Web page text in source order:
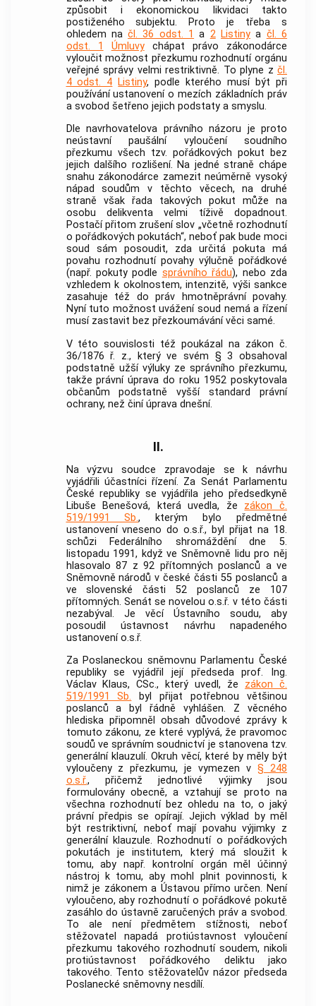
způsobit i ekonomickou likvidaci takto
postiženého subjektu. Proto je třeba s
ohledem načl. 36 odst. 1 a 2 Listiny a čl. 6
odst. 1
Úmluvychápat právo zákonodárce
vyloučit možnost přezkumu rozhodnutí orgánu
veřejné správy velmi restriktivně. To plyne z čl.
4 odst. 4 Listiny, podle kterého musí být při
používání ustanovení o mezích základních práv
a svobod šetřeno jejich podstaty a smyslu.
Dle navrhovatelova právního názoru je proto
neústavní paušální vyloučení soudního
přezkumu všech tzv. pořádkových pokut bez
jejich dalšího rozlišení. Na jedné straně chápe
snahu zákonodárce zamezit neúměrně vysoký
nápad soudům v těchto věcech, na druhé
straně však řada takových pokut může na
osobu delikventa velmi tíživě dopadnout.
Postačí přitom zrušení slov „včetně rozhodnutí
o pořádkových pokutách“, neboť pak bude moci
soud sám posoudit, zda určitá pokuta má
povahu rozhodnutí povahy výlučně pořádkové
(např. pokuty podle správního řádu), nebo zda
vzhledem k okolnostem, intenzitě, výši sankce
zasahuje též do práv hmotněprávní povahy.
Nyní tuto možnost uvážení soud nemá a řízení
musí zastavit bez přezkoumávání věci samé.
V této souvislosti též poukázal na zákon č.
36/1876 ř. z., který ve svém § 3 obsahoval
podstatně užší výluky ze správního přezkumu,
takže právní úprava do roku 1952 poskytovala
občanům podstatně vyšší standard právní
ochrany, než činí úprava dnešní.
II.
Na výzvu soudce zpravodaje se k návrhu
vyjádřili účastníci řízení. Za Senát Parlamentu
České republiky se vyjádřila jeho předsedkyně
Libuše Benešová, která uvedla, že zákon č.
519/1991 Sb., kterým bylo předmětné
ustanovení vneseno do o.s.ř., byl přijat na 18.
schůzi Federálního shromáždění dne 5.
listopadu 1991, když ve Sněmovně lidu pro něj
hlasovalo 87 z 92 přítomných poslanců a ve
Sněmovně národů v české části 55 poslanců a
ve slovenské části 52 poslanců ze 107
přítomných. Senát se novelou o.s.ř. v této části
nezabýval. Je věcí Ústavního soudu, aby
posoudil ústavnost návrhu napadeného
ustanovení o.s.ř.
Za Poslaneckou sněmovnu Parlamentu České
republiky se vyjádřil její předseda prof. Ing.
Václav Klaus, CSc., který uvedl, že zákon č.
519/1991 Sb. byl přijat potřebnou většinou
poslanců a byl řádně vyhlášen. Z věcného
hlediska připomněl obsah důvodové zprávy k
tomuto zákonu, ze které vyplývá, že pravomoc
soudů ve správním soudnictví je stanovena tzv.
generální klauzulí. Okruh věcí, které by měly být
vyloučeny z přezkumu, je vymezen v§ 248
o.s.ř., přičemž jednotlivé výjimky jsou
formulovány obecně, a vztahují se proto na
všechna rozhodnutí bez ohledu na to, o jaký
právní předpis se opírají. Jejich výklad by měl
být restriktivní, neboť mají povahu výjimky z
generální klauzule. Rozhodnutí o pořádkových
pokutách je institutem, který má sloužit k
tomu, aby např. kontrolní orgán měl účinný
nástroj k tomu, aby mohl plnit povinnosti, k
nimž je zákonem a Ústavou přímo určen. Není
vyloučeno, aby rozhodnutí o pořádkové pokutě
zasáhlo do ústavně zaručených práv a svobod.
To ale není předmětem stížnosti, neboť
stěžovatel napadá protiústavnost vyloučení
přezkumu takového rozhodnutí soudem, nikoli
protiústavnost pořádkového deliktu jako
takového. Tento stěžovatelův názor předseda
Poslanecké sněmovny nesdílí.